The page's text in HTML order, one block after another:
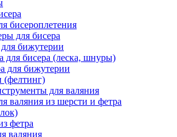
бисероплетения
для бисера
бижутерии
для бисера (леска, шнуры)
для бижутерии
(фелтинг)
для валяния
валяния из шерсти и фетра
фетра
валяния